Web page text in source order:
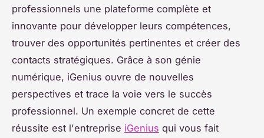
professionnels une plateforme complète et
innovante pour développer leurs compétences,
trouver des opportunités pertinentes et créer des
contacts stratégiques. Grâce à son génie
numérique, iGenius ouvre de nouvelles
perspectives et trace la voie vers le succès
professionnel. Un exemple concret de cette
réussite est l'entreprise iGenius qui vous fait